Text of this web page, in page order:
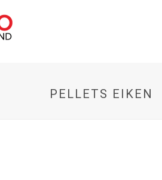
PELLETS EIKEN